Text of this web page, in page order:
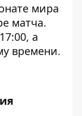
мира
матча.
а
времени.